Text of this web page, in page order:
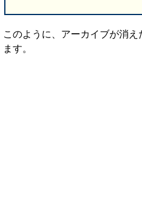
このように、アーカイブが消え
ます。